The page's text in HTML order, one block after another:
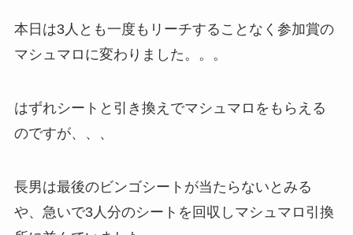
本日は3人とも一度もリーチすることなく参加賞の
マシュマロに変わりました。。。
はずれシートと引き換えでマシュマロをもらえる
のですが、、、
長男は最後のビンゴシートが当たらないとみる
や、急いで3人分のシートを回収しマシュマロ引換